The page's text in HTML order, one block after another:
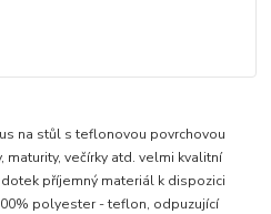
na stůl s teflonovou povrchovou
maturity, večírky atd. velmi kvalitní
příjemný materiál k dispozici
polyester - teflon, odpuzující